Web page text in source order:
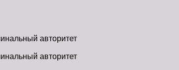
авторитет
авторитет